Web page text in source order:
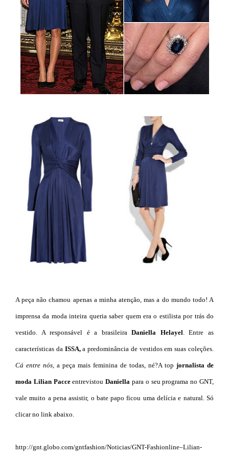
A peça não chamou apenas a minha atenção, mas a do mundo todo! A
imprensa da moda inteira queria saber quem era o estilista por trás do
vestido. A responsável é a brasileiraDaniella Helayel . Entre as
características da ISSA,a predominância de vestidos em suas coleções.
Cá entre nós , a peça mais feminina de todas, né?A top jornalista de
moda Lilian PacceentrevistouDaniella para o seu programa no GNT,
vale muito a pena assistir, o bate papo ficou uma delícia e natural. Só
clicar no link abaixo.
http://gnt.globo.com/gntfashion/Noticias/GNT-Fashionline–Lilian-